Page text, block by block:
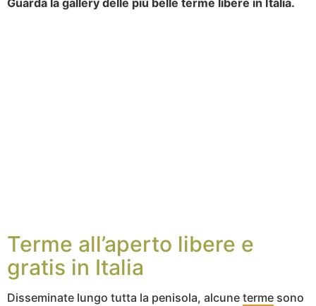
Guarda la gallery delle più belle terme libere in Italia.
Terme all’aperto libere e
gratis in Italia
Disseminate lungo tutta la penisola, alcune terme sono